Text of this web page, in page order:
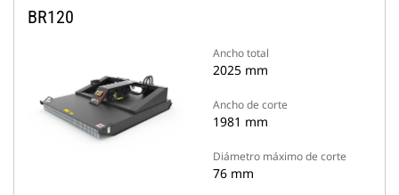
BR120
Ancho total
2025 mm
Ancho de corte
1981 mm
Diámetro máximo de corte
76 mm